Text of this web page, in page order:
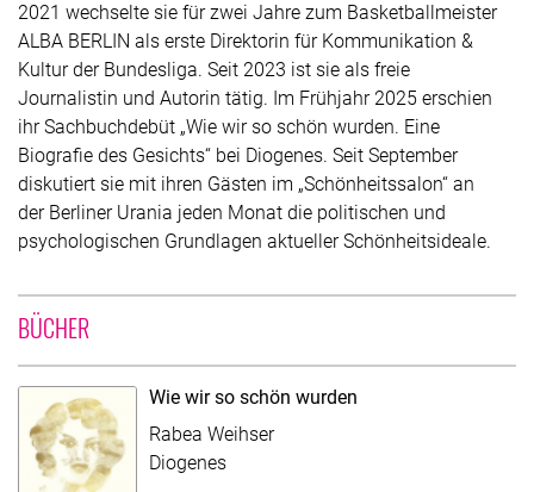
2021 wechselte sie für zwei Jahre zum Basketballmeister
ALBA BERLIN als erste Direktorin für Kommunikation &
Kultur der Bundesliga. Seit 2023 ist sie als freie
Journalistin und Autorin tätig. Im Frühjahr 2025 erschien
ihr Sachbuchdebüt „Wie wir so schön wurden. Eine
Biografie des Gesichts“ bei Diogenes. Seit September
diskutiert sie mit ihren Gästen im „Schönheitssalon“ an
der Berliner Urania jeden Monat die politischen und
psychologischen Grundlagen aktueller Schönheitsideale.
BÜCHER
Wie wir so schön wurden
Rabea Weihser
Diogenes